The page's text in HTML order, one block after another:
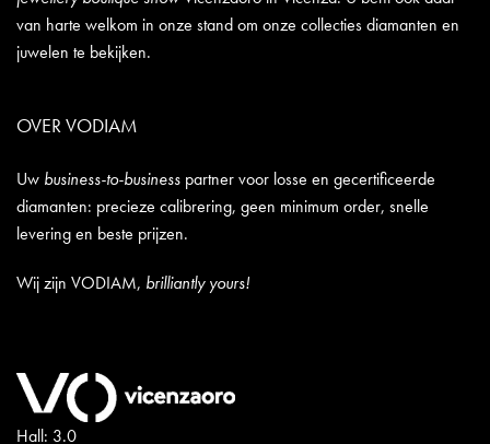
van harte welkom in onze stand om onze collecties diamanten en
juwelen te bekijken.
OVER VODIAM
Uw business-to-business partner voor losse en gecertificeerde
diamanten: precieze calibrering, geen minimum order, snelle
levering en beste prijzen.
Wij zijn VODIAM, brilliantly yours!
Hall: 3.0